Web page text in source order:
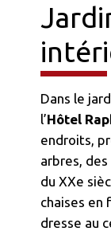
Dans le
l’Hôtel
endroits,
arbres,
du XXe
chaises en
dresse au